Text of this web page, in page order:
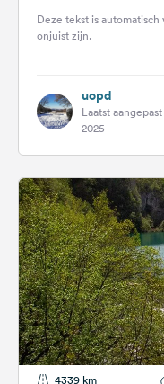
zijn en daarna door
Deze tekst is
onjuist zijn.
uopd
Laatst
2025
4339 km